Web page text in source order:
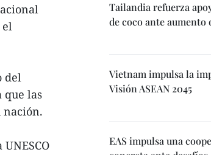
el
del
que las
nación.
Tailandia refuerza
de coco ante aumento
Vietnam impulsa la
Visión ASEAN 2045
EAS impulsa una